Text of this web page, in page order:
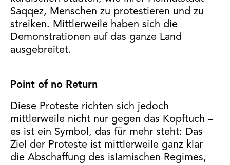
Saqqez, Menschen zu protestieren und zu
streiken. Mittlerweile haben sich die
Demonstrationen auf das ganze Land
ausgebreitet.
Point of no Return
Diese Proteste richten sich jedoch
mittlerweile nicht nur gegen das Kopftuch –
es ist ein Symbol, das für mehr steht: Das
Ziel der Proteste ist mittlerweile ganz klar
die Abschaffung des islamischen Regimes,